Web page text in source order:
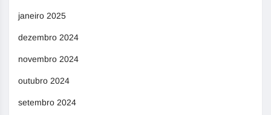
janeiro 2025
dezembro 2024
novembro 2024
outubro 2024
setembro 2024